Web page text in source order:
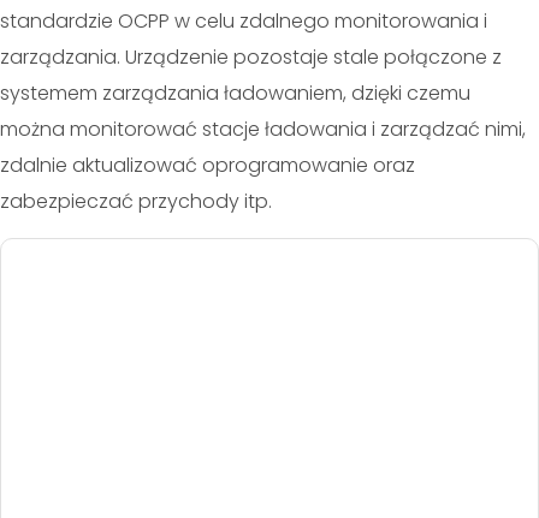
standardzie OCPP w celu zdalnego monitorowania i
zarządzania. Urządzenie pozostaje stale połączone z
systemem zarządzania ładowaniem, dzięki czemu
można monitorować stacje ładowania i zarządzać nimi,
zdalnie aktualizować oprogramowanie oraz
zabezpieczać przychody itp.